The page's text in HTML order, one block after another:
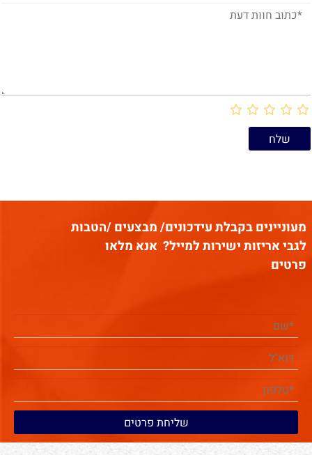
מעוניינים בקבלת עידכונים/ מבצעים /הטבות
לגבי אריזות ישירות למייל? אנא מלאו
פרטים